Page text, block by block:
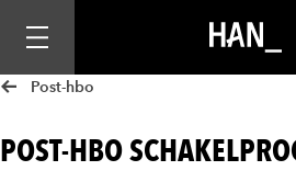
Mobiele navigatie openen
Post-hbo
POST-HBO